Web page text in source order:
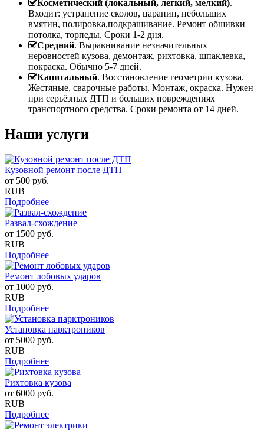
Косметический (локальный, легкий, мелкий).
Входит: устранение сколов, царапин, небольших
вмятин, полировка,подкрашивание. Ремонт обшивки
потолка, торпеды. Сроки 1-2 дня.
Средний. Выравнивание незначительных
неровностей кузова, демонтаж, рихтовка, шпаклевка,
покраска. Обычно 5-7 дней.
Капитальный. Восстановление геометрии кузова.
Жестяные, сварочные работы. Монтаж, окраска. Нужен
при серьёзных ДТП и больших повреждениях
транспортного средства. Сроки ремонта от 14 дней.
Наши услуги
Кузовной ремонт после ДТП
от 500 руб.
RUB
Подробнее
Развал-схождение
от 1500 руб.
RUB
Подробнее
Ремонт лобовых ударов
от 1000 руб.
RUB
Подробнее
Установка парктроников
от 5000 руб.
RUB
Подробнее
Рихтовка кузова
от 6000 руб.
RUB
Подробнее